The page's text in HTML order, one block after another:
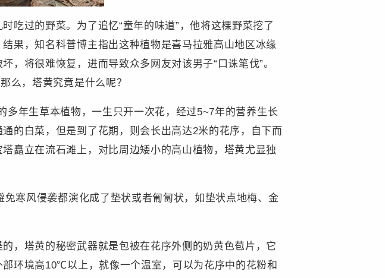
吃过的野菜。为了追忆“童年的味道”，他将这棵野菜挖了
果，知名科普博主指出这种植物是喜马拉雅高山地区冰缘
，将很难恢复，进而导致众多网友对该男子“口诛笔伐”。
么，塔黄究竟是什么呢？
年生草本植物，一生只开一次花，经过5~7年的营养生长
的白菜，但是到了花期，则会长出高达2米的花序，自下而
矗立在流石滩上，对比周边矮小的高山植物，塔黄尤显独
寒风侵袭都演化成了垫状或者匍匐状，如垫状点地梅、金
，塔黄的秘密武器就是包被在花序外侧的奶黄色苞片，它
环境高10℃以上，就像一个温室，可以为花序中的花粉和